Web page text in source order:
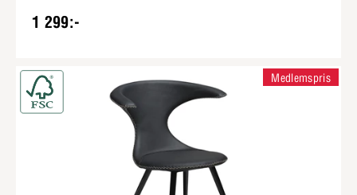
1 299:-
Medlemspris